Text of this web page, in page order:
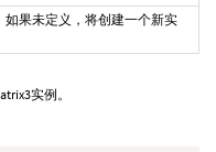
如果未定义，将创建一个新实
实例。